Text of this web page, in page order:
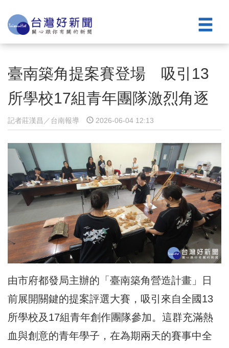
臺南築角提案賽登場 吸引13
所學校17組青年團隊激烈角逐
記者莊漢昌／台南報導 2026-06-04 12:13
由市府都發局主辦的「臺南築角營造計畫」日
前展開關鍵的提案評選大賽，吸引來自全國13
所學校及17組青年創作團隊參加。這群充滿熱
血與創意的青年學子，在為期兩天的賽事中全